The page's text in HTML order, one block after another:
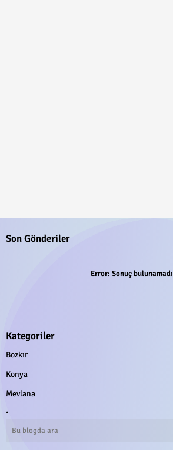
Son Gönderiler
Error: Sonuç bulunamadı
Kategoriler
Bozkır
Konya
Mevlana
.